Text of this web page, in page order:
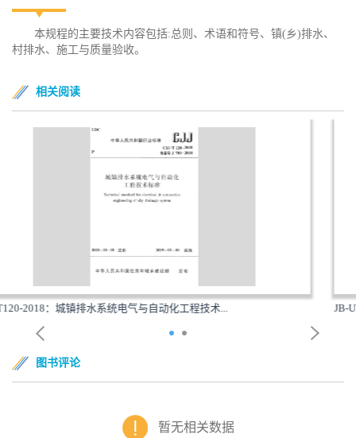
本规程的主要技术内容包括:总则、术语和符号、镇(乡)排水、
村排水、施工与质量验收。
相关阅读
... JB-UN098-1992：区、乡（镇）林业工作站建设用
图书评论
暂无相关数据